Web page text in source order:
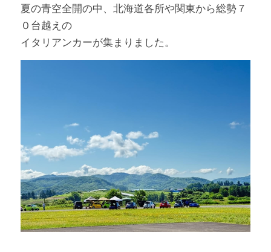
夏の青空全開の中、北海道各所や関東から総勢７
０台越えの
イタリアンカーが集まりました。